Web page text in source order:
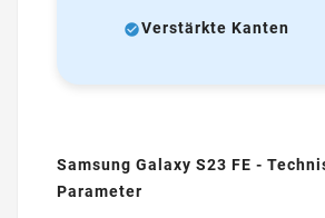
Verstärkte Kanten
Samsung Galaxy S23 FE -
Parameter